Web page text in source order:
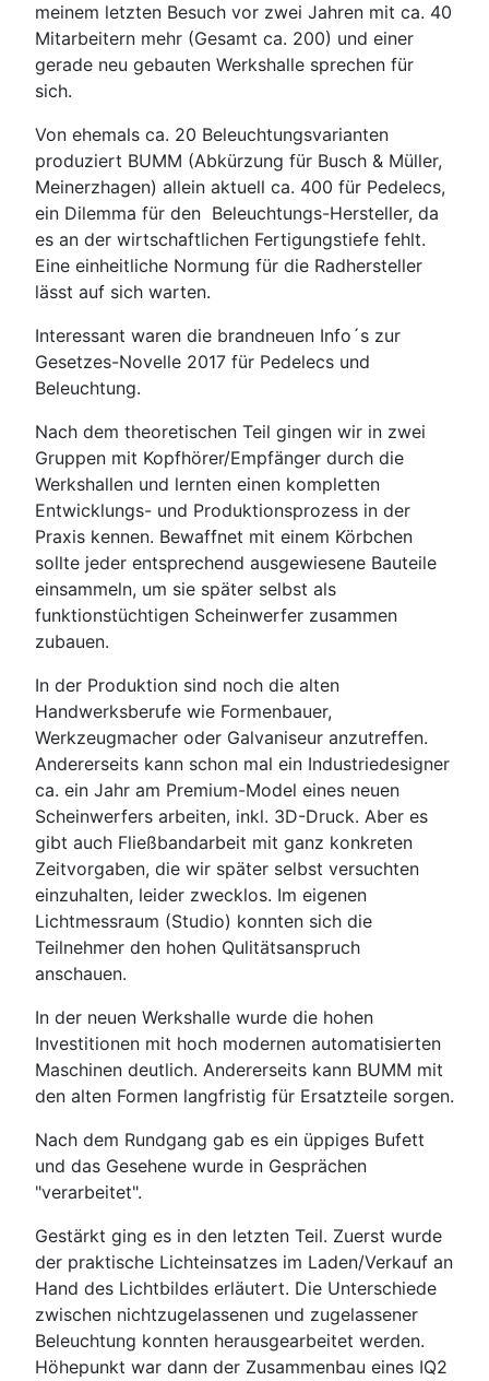
meinem letzten Besuch vor zwei Jahren mit ca. 40
Mitarbeitern mehr (Gesamt ca. 200) und einer
gerade neu gebauten Werkshalle sprechen für
sich.
Von ehemals ca. 20 Beleuchtungsvarianten
produziert BUMM (Abkürzung für Busch & Müller,
Meinerzhagen) allein aktuell ca. 400 für Pedelecs,
ein Dilemma für den Beleuchtungs-Hersteller, da
es an der wirtschaftlichen Fertigungstiefe fehlt.
Eine einheitliche Normung für die Radhersteller
lässt auf sich warten.
Interessant waren die brandneuen Info´s zur
Gesetzes-Novelle 2017 für Pedelecs und
Beleuchtung.
Nach dem theoretischen Teil gingen wir in zwei
Gruppen mit Kopfhörer/Empfänger durch die
Werkshallen und lernten einen kompletten
Entwicklungs- und Produktionsprozess in der
Praxis kennen. Bewaffnet mit einem Körbchen
sollte jeder entsprechend ausgewiesene Bauteile
einsammeln, um sie später selbst als
funktionstüchtigen Scheinwerfer zusammen
zubauen.
In der Produktion sind noch die alten
Handwerksberufe wie Formenbauer,
Werkzeugmacher oder Galvaniseur anzutreffen.
Andererseits kann schon mal ein Industriedesigner
ca. ein Jahr am Premium-Model eines neuen
Scheinwerfers arbeiten, inkl. 3D-Druck. Aber es
gibt auch Fließbandarbeit mit ganz konkreten
Zeitvorgaben, die wir später selbst versuchten
einzuhalten, leider zwecklos. Im eigenen
Lichtmessraum (Studio) konnten sich die
Teilnehmer den hohen Qulitätsanspruch
anschauen.
In der neuen Werkshalle wurde die hohen
Investitionen mit hoch modernen automatisierten
Maschinen deutlich. Andererseits kann BUMM mit
den alten Formen langfristig für Ersatzteile sorgen.
Nach dem Rundgang gab es ein üppiges Bufett
und das Gesehene wurde in Gesprächen
"verarbeitet".
Gestärkt ging es in den letzten Teil. Zuerst wurde
der praktische Lichteinsatzes im Laden/Verkauf an
Hand des Lichtbildes erläutert. Die Unterschiede
zwischen nichtzugelassenen und zugelassener
Beleuchtung konnten herausgearbeitet werden.
Höhepunkt war dann der Zusammenbau eines IQ2